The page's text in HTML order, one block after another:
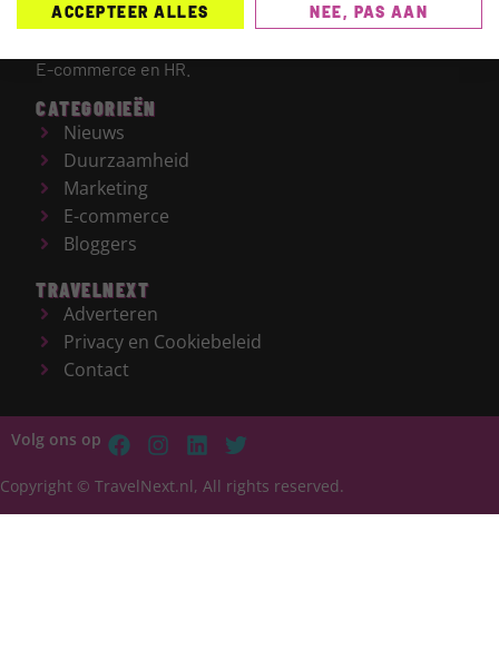
reismarkt.Onderwerpen die worden behandeld zijn
E-commerce en HR.
CATEGORIEËN
Nieuws
Duurzaamheid
Marketing
E-commerce
Bloggers
TRAVELNEXT
Adverteren
Privacy en Cookiebeleid
Contact
Volg ons op
Copyright © TravelNext.nl, All rights reserved.
ACCEPTEER ALLES NEE, PAS AAN